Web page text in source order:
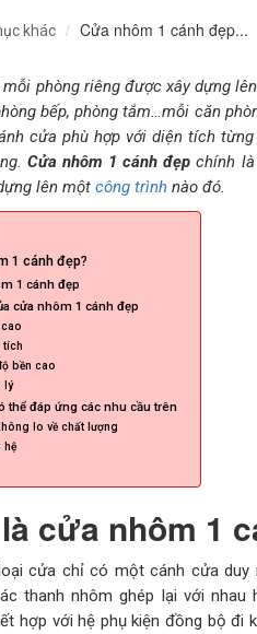
khác Cửa nhôm 1 cánh đẹp...
phòng riêng được xây dựng
bếp, phòng tắm…mỗi căn
cửa phù hợp với diện tích
Cửa nhôm 1 cánh đẹp chính
lên một công trình nào đó.
1 cánh đẹp?
1 cánh đẹp
cửa nhôm 1 cánh đẹp
tích
bền cao
lý
thể đáp ứng các nhu cầu trên
lo về chất lượng
hệ
cửa nhôm 1
cửa chỉ có một cánh cửa
thanh nhôm ghép lại với
hợp với hệ phụ kiện đồng bộ đi